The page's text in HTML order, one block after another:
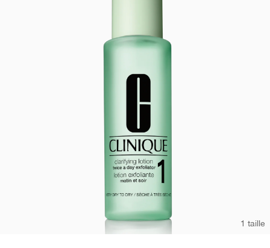
1 taille